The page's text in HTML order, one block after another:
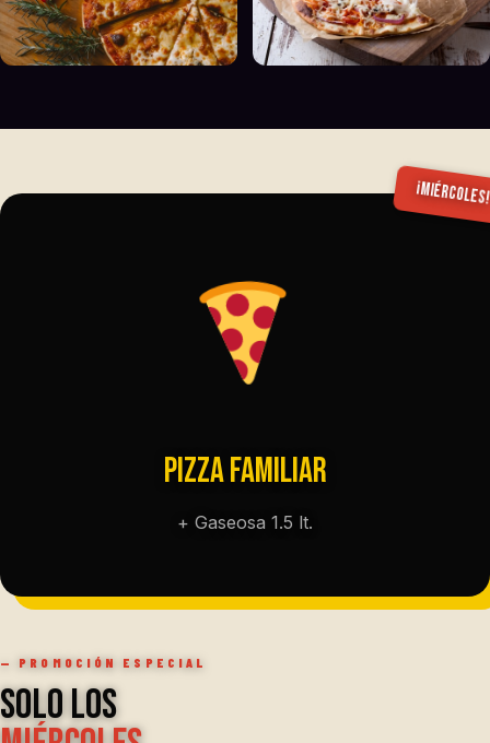
Pizza Familiar
+ Gaseosa 1.5 lt.
— PROMOCIÓN ESPECIAL
Solo los